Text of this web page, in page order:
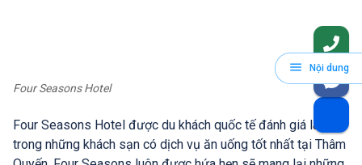
Four Seasons Hotel
Four Seasons Hotel được du khách quốc tế đánh giá là một
trong những khách sạn có dịch vụ ăn uống tốt nhất tại Thâm
Nội dung